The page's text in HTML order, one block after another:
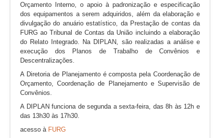
Orçamento Interno, o apoio à padronização e especificação
dos equipamentos a serem adquiridos, além da elaboração e
divulgação do anuário estatístico, da Prestação de contas da
FURG ao Tribunal de Contas da União incluindo a elaboração
do Relato Integrado. Na DIPLAN, são realizadas a análise e
execução dos Planos de Trabalho de Convênios e
Descentralizações.
A Diretoria de Planejamento é composta pela Coordenação de
Orçamento, Coordenação de Planejamento e Supervisão de
Convênios.
A DIPLAN funciona de segunda a sexta-feira, das 8h às 12h e
das 13h30 às 17h30.
acesso à FURG